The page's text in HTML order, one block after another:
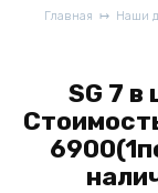
Главная Наши
SG 7